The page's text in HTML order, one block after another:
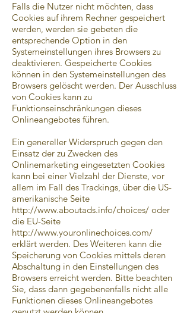
Falls die Nutzer nicht möchten, dass
Cookies auf ihrem Rechner gespeichert
werden, werden sie gebeten die
entsprechende Option in den
Systemeinstellungen ihres Browsers zu
deaktivieren. Gespeicherte Cookies
können in den Systemeinstellungen des
Browsers gelöscht werden. Der Ausschluss
von Cookies kann zu
Funktionseinschränkungen dieses
Onlineangebotes führen.
Ein genereller Widerspruch gegen den
Einsatz der zu Zwecken des
Onlinemarketing eingesetzten Cookies
kann bei einer Vielzahl der Dienste, vor
allem im Fall des Trackings, über die US-
amerikanische Seite
http://www.aboutads.info/choices/ oder
die EU-Seite
http://www.youronlinechoices.com/
erklärt werden. Des Weiteren kann die
Speicherung von Cookies mittels deren
Abschaltung in den Einstellungen des
Browsers erreicht werden. Bitte beachten
Sie, dass dann gegebenenfalls nicht alle
Funktionen dieses Onlineangebotes